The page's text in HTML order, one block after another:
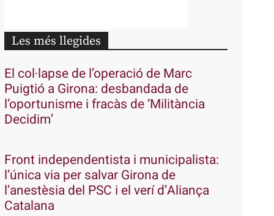
Les més llegides
El col·lapse de l’operació de Marc
Puigtió a Girona: desbandada de
l’oportunisme i fracàs de ‘Militància
Decidim’
Front independentista i municipalista:
l’única via per salvar Girona de
l’anestèsia del PSC i el verí d’Aliança
Catalana